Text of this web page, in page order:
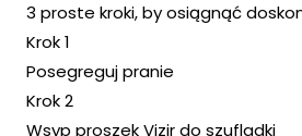
3 proste kroki, by osiągnąć
Krok 1
Posegreguj pranie
Krok 2
Wsyp proszek Vizir do szufladki